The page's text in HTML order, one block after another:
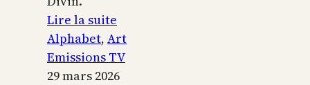
Lire la suite
L’alphabet
sacré
Alphabet, Art
Emissions TV
29 mars 2026